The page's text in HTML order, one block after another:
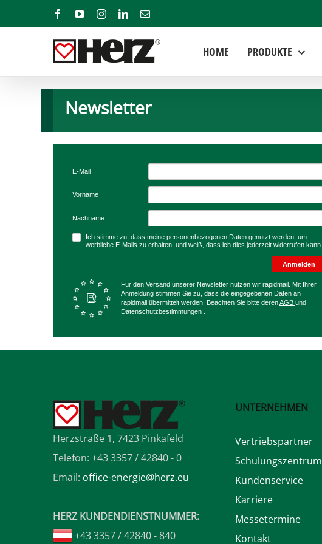
Inhalt
FacebookYouTubeInstagramLinkedIn
E-
HOME PRODUKTE
Newsletter
E-Mail
Vorname
Nachname
Ich stimme zu, dass meine personenbezogenen Daten genutzt werden, um
werbliche E-Mails zu erhalten, und weiß, dass ich dies jederzeit widerrufen kann.
Anmelden
Für den Versand unserer Newsletter nutzen wir rapidmail. Mit Ihrer
Anmeldung stimmen Sie zu, dass die eingegebenen Daten an
rapidmail übermittelt werden. Beachten Sie bitte derenAGB und
Datenschutzbestimmungen
Herzstraße 1, 7423 Pinkafeld
Telefon: +43 3357 / 42840 - 0
Email: office-energie@herz.eu
HERZ KUNDENDIENSTNUMMER:
+43 3357 / 42840 - 840
UNTERNEHMEN
Vertriebspartner
Schulungszentrum
Kundenservice
Karriere
Messetermine
Kontakt